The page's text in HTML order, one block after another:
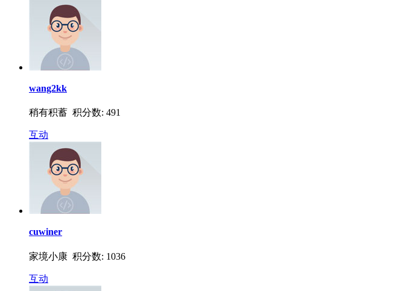
wang2kk
稍有积蓄 积分数: 491
互动
cuwiner
家境小康 积分数: 1036
互动